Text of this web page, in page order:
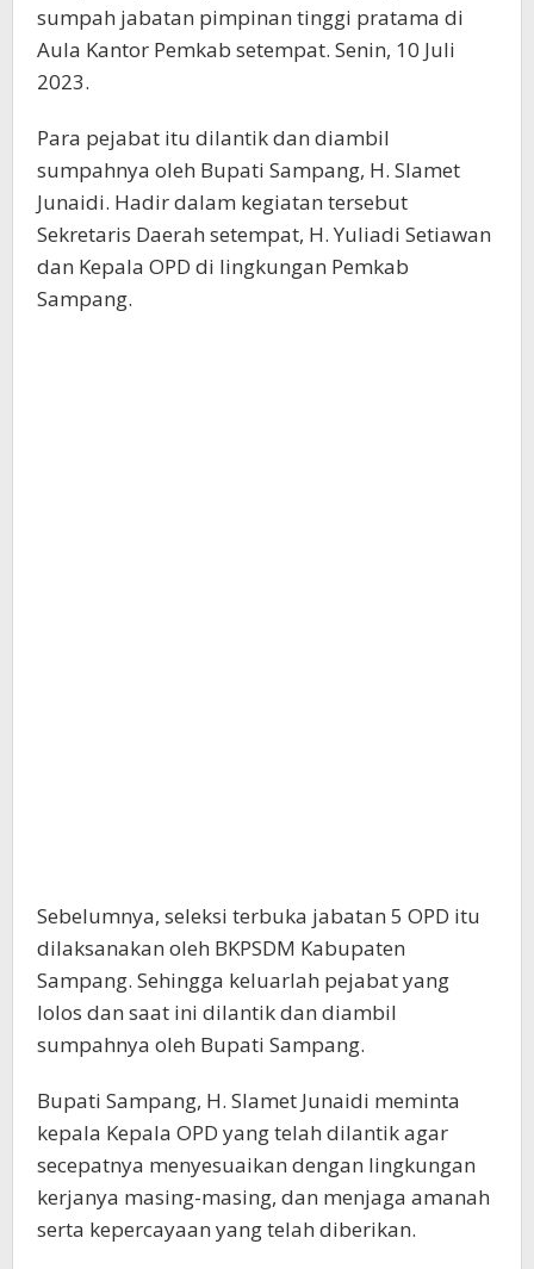
sumpah jabatan pimpinan tinggi pratama di
Aula Kantor Pemkab setempat. Senin, 10 Juli
2023.
Para pejabat itu dilantik dan diambil
sumpahnya oleh Bupati Sampang, H. Slamet
Junaidi. Hadir dalam kegiatan tersebut
Sekretaris Daerah setempat, H. Yuliadi Setiawan
dan Kepala OPD di lingkungan Pemkab
Sampang.
Sebelumnya, seleksi terbuka jabatan 5 OPD itu
dilaksanakan oleh BKPSDM Kabupaten
Sampang. Sehingga keluarlah pejabat yang
lolos dan saat ini dilantik dan diambil
sumpahnya oleh Bupati Sampang.
Bupati Sampang, H. Slamet Junaidi meminta
kepala Kepala OPD yang telah dilantik agar
secepatnya menyesuaikan dengan lingkungan
kerjanya masing-masing, dan menjaga amanah
serta kepercayaan yang telah diberikan.